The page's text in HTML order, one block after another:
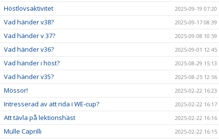
Höstlovsaktivitet 2025-09-19 07:20
Vad händer v38? 2025-09-17 08:39
Vad händer v 37? 2025-09-08 10:59
Vad händer v36? 2025-09-01 12:45
Vad händer i höst? 2025-08-29 15:13
Vad händer v35? 2025-08-25 12:56
Mössor! 2025-02-22 16:23
Intresserad av att rida i WE-cup? 2025-02-22 16:17
Att tävla på lektionshäst 2025-02-22 16:16
Mulle Caprilli 2025-02-22 16:15